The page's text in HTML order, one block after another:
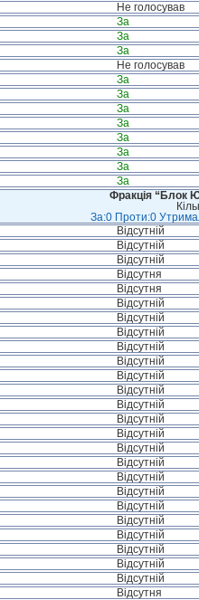
Не голосував
За
За
За
Не голосував
За
За
За
За
За
За
За
За
Фракція “Блок
За:0 Проти:0
Відсутній
Відсутній
Відсутній
Відсутня
Відсутня
Відсутній
Відсутній
Відсутній
Відсутній
Відсутній
Відсутній
Відсутній
Відсутній
Відсутній
Відсутній
Відсутній
Відсутній
Відсутній
Відсутній
Відсутній
Відсутній
Відсутній
Відсутній
Відсутній
Відсутній
Відсутня